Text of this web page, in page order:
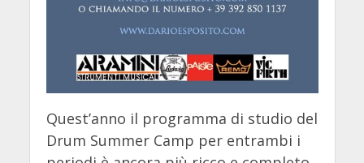
Quest’anno il programma di studio del
Drum Summer Camp per entrambi i